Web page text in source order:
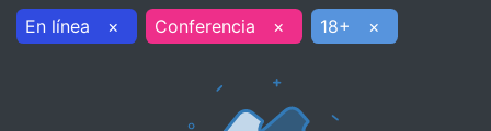
En línea × Conferencia × 18+ ×